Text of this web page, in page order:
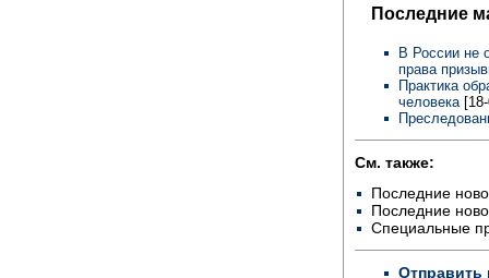
Последние
В России не
права
Практика
человека
См. также:
Последние
Последние
Специальные
Отправить